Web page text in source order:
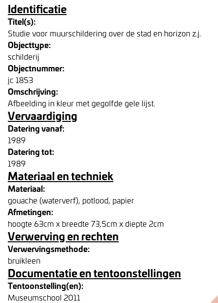
Identificatie
Titel(s):
Studie voor muurschildering over de stad en horizon z.j.
Objecttype:
schilderij
Objectnummer:
jc 1853
Omschrijving:
Afbeelding in kleur met gegolfde gele lijst.
Vervaardiging
Datering vanaf:
1989
Datering tot:
1989
Materiaal en techniek
Materiaal:
gouache (waterverf), potlood, papier
Afmetingen:
hoogte 63cm x breedte 73,5cm x diepte 2cm
Verwerving en rechten
Verwervingsmethode:
bruikleen
Documentatie en tentoonstellingen
Tentoonstelling(en):
Museumschool 2011